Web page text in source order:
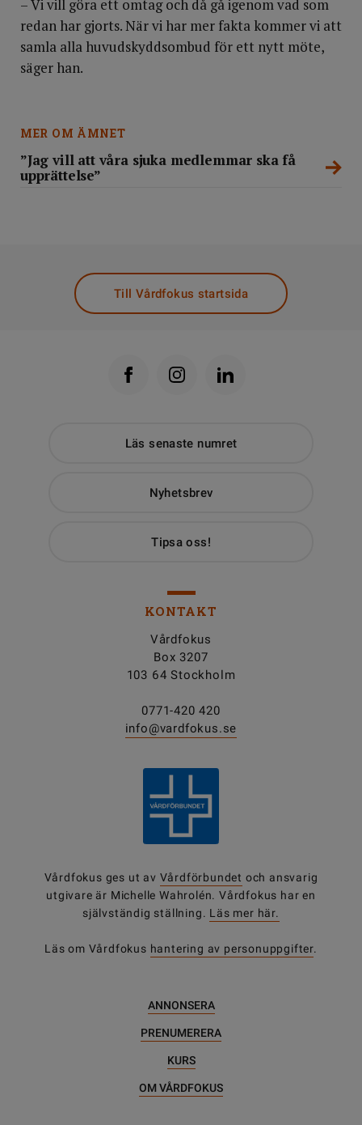
– Vi vill göra ett omtag och då gå igenom vad som
redan har gjorts. När vi har mer fakta kommer vi att
samla alla huvudskyddsombud för ett nytt möte,
säger han.
MER OM ÄMNET
”Jag vill att våra sjuka medlemmar ska få
upprättelse”
Till Vårdfokus startsida
Läs senaste numret
Nyhetsbrev
Tipsa oss!
KONTAKT
Vårdfokus
Box 3207
103 64 Stockholm
0771-420 420
info@vardfokus.se
Vårdfokus ges ut av Vårdförbundet och ansvarig
utgivare är Michelle Wahrolén. Vårdfokus har en
självständig ställning. Läs mer här.
Läs om Vårdfokus hantering av personuppgifter.
ANNONSERA
PRENUMERERA
KURS
OM VÅRDFOKUS